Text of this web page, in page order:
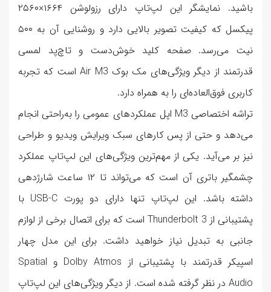
باشید. نمایشگر این لپ‌تاپ دارای رزولوشن ۱۶۶۴×۲۵۶۰
پیکسل که کیفیت تصویر بالایی دارد و روشنایی آن به ۵۰۰
نیت می‌رسد. صفحه کلید خوش‌دست و تاچ‌پد لمسی
قدرتمند از دیگر ویژگی‌های مک بوک Air M3 است که تجربه
کاربری فوق‌العاده‌ای را به همراه دارد.
تراشه اختصاصی M3 اپل عملکردهای عمومی را به‌راحتی انجام
می‌دهد و حتی از پس کارهای سبک ویرایش ویدیو و طراحی
نیز بر می‌آید. یکی از مهم‌ترین ویژگی‌های این لپ‌تاپ عملکرد
چشمگیر باتری آن است که می‌تواند تا ۱۲ ساعت شارژدهی
داشته باشد. این لپ‌‌تاپ تنها دارای دو پورت USB-C با
پشتیبانی از Thunderbolt 3 است که برای اتصال برخی از لوازم
جانبی به تبدیل نیاز خواهید داشت. برای این مدل چهار
اسپیکر قدرتمند با پشتیبانی از Dolby Atmos و Spatial
Audio در نظر گرفته شده است. از دیگر ویژگی‌های این لپ‌تاپ